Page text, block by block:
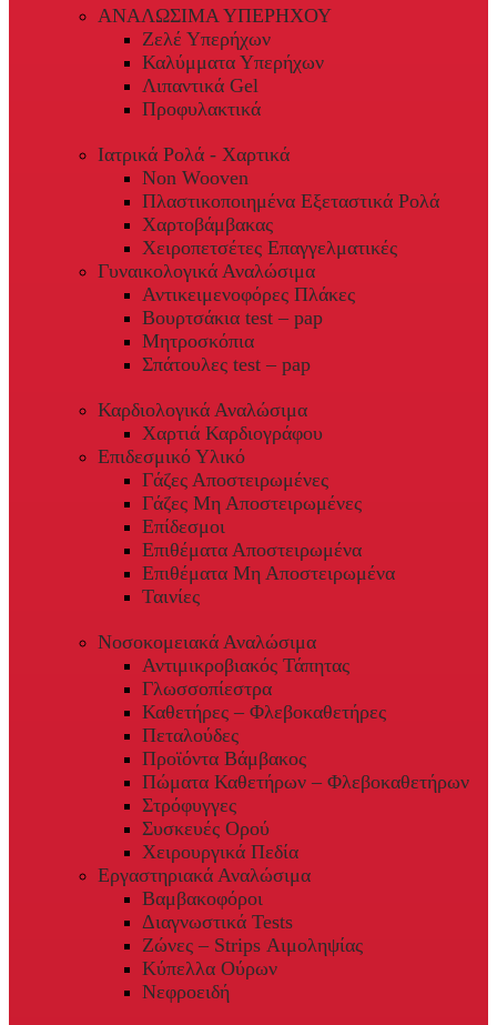
ΑΝΑΛΩΣΙΜΑ ΥΠΕΡΗΧΟΥ
Ζελέ Υπερήχων
Καλύμματα Υπερήχων
Λιπαντικά Gel
Προφυλακτικά
Ιατρικά Ρολά - Χαρτικά
Non Wooven
Πλαστικοποιημένα Εξεταστικά Ρολά
Χαρτοβάμβακας
Χειροπετσέτες Επαγγελματικές
Γυναικολογικά Αναλώσιμα
Αντικειμενοφόρες Πλάκες
Βουρτσάκια test – pap
Μητροσκόπια
Σπάτουλες test – pap
Καρδιολογικά Αναλώσιμα
Χαρτιά Καρδιογράφου
Επιδεσμικό Υλικό
Γάζες Αποστειρωμένες
Γάζες Μη Αποστειρωμένες
Επίδεσμοι
Επιθέματα Αποστειρωμένα
Επιθέματα Μη Αποστειρωμένα
Ταινίες
Νοσοκομειακά Αναλώσιμα
Αντιμικροβιακός Τάπητας
Γλωσσοπίεστρα
Καθετήρες – Φλεβοκαθετήρες
Πεταλούδες
Προϊόντα Βάμβακος
Πώματα Καθετήρων – Φλεβοκαθετήρων
Στρόφυγγες
Συσκευές Ορού
Χειρουργικά Πεδία
Εργαστηριακά Αναλώσιμα
Βαμβακοφόροι
Διαγνωστικά Tests
Ζώνες – Strips Αιμοληψίας
Κύπελλα Ούρων
Νεφροειδή